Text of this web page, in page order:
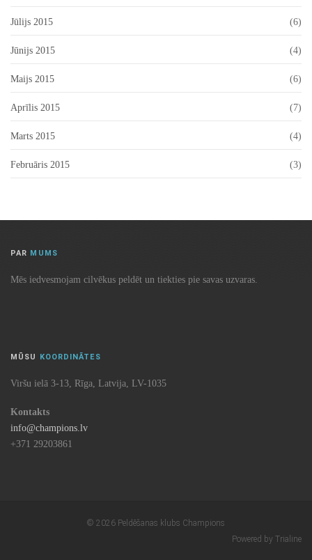
Jūlijs 2015 (6)
Jūnijs 2015 (4)
Maijs 2015 (6)
Aprīlis 2015 (7)
Marts 2015 (4)
Februāris 2015 (3)
PAR MUMS
Mēs iedvesmojam cilvēkus peldēt un tiekties pie savas uzvaras.
MŪSU KOORDINĀTES
Viršu ielā 3-13, Rīga, Latvija, LV-1035
Kontakts
info@champions.lv
+371 29203861
© 2026 Peldēšanas klubs Champions
Powered by Trialine